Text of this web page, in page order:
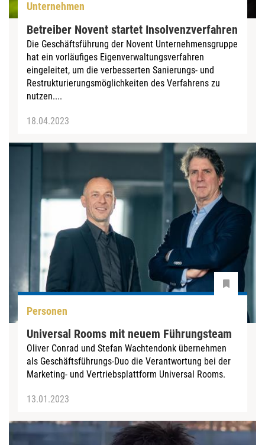
Unternehmen
Betreiber Novent startet Insolvenzverfahren
Die Geschäftsführung der Novent Unternehmensgruppe
hat ein vorläufiges Eigenverwaltungsverfahren
eingeleitet, um die verbesserten Sanierungs- und
Restrukturierungsmöglichkeiten des Verfahrens zu
nutzen....
18.04.2023
Personen
Universal Rooms mit neuem Führungsteam
Oliver Conrad und Stefan Wachtendonk übernehmen
als Geschäftsführungs-Duo die Verantwortung bei der
Marketing- und Vertriebsplattform Universal Rooms.
13.01.2023